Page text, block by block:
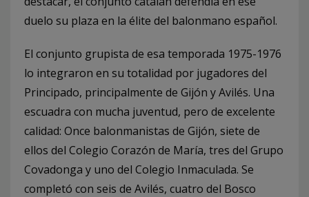
duelo su plaza en la élite del balonmano español.
El conjunto grupista de esa temporada 1975-1976
lo integraron en su totalidad por jugadores del
Principado, principalmente de Gijón y Avilés. Una
escuadra con mucha juventud, pero de excelente
calidad: Once balonmanistas de Gijón, siete de
ellos del Colegio Corazón de María, tres del Grupo
Covadonga y uno del Colegio Inmaculada. Se
completó con seis de Avilés, cuatro del Bosco